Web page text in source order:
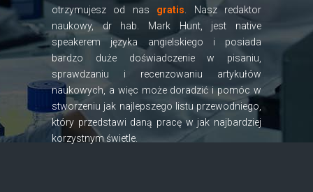
otrzymujesz od nas gratis . Nasz redaktor
naukowy, dr hab. Mark Hunt, jest native
speakerem języka angielskiego i posiada
bardzo duże doświadczenie w pisaniu,
sprawdzaniu i recenzowaniu artykułów
naukowych, a więc może doradzić i pomóc w
stworzeniu jak najlepszego listu przewodniego,
który przedstawi daną pracę w jak najbardziej
korzystnym świetle.